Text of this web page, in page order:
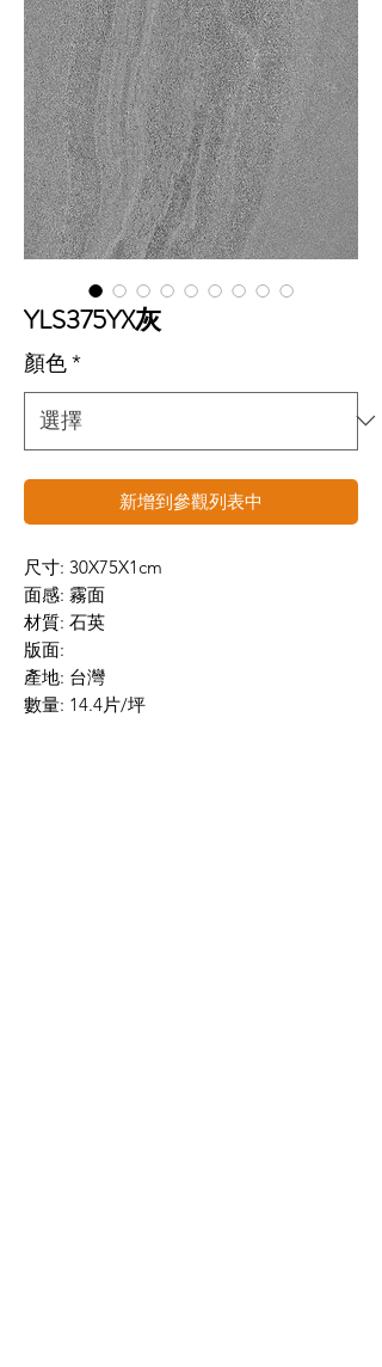
YLS375YX灰
顏色*
新增到參觀列表中
尺寸: 30X75X1cm
面感: 霧面
材質: 石英
版面:
產地: 台灣
數量: 14.4片/坪